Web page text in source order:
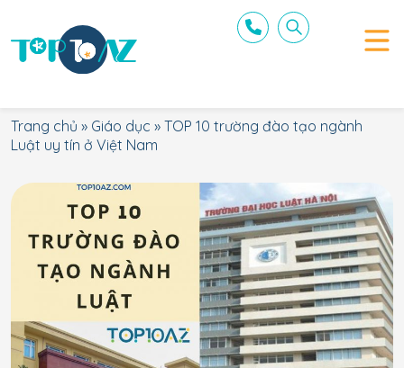
Trang chủ » Giáo dục » TOP 10 trường đào tạo ngành
Luật uy tín ở Việt Nam